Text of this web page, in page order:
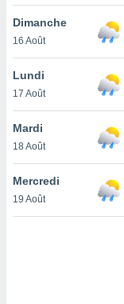
votre
à
en
le
Dimanche
16 Août
Lundi
17 Août
Mardi
18 Août
Mercredi
19 Août